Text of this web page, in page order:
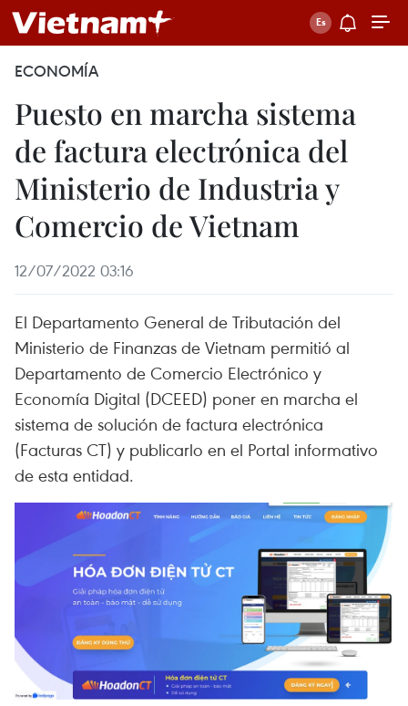
ECONOMÍA
Puesto en marcha sistema
de factura electrónica del
Ministerio de Industria y
Comercio de Vietnam
12/07/2022 03:16
El Departamento General de Tributación del
Ministerio de Finanzas de Vietnam permitió al
Departamento de Comercio Electrónico y
Economía Digital (DCEED) poner en marcha el
sistema de solución de factura electrónica
(Facturas CT) y publicarlo en el Portal informativo
de esta entidad.